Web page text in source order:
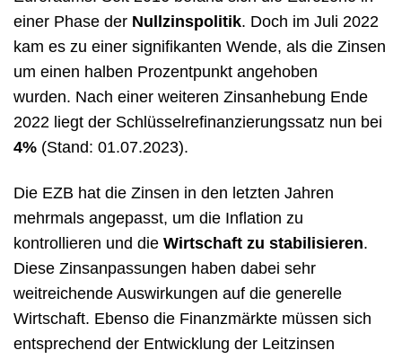
einer Phase der Nullzinspolitik. Doch im Juli 2022
kam es zu einer signifikanten Wende, als die Zinsen
um einen halben Prozentpunkt angehoben
wurden. Nach einer weiteren Zinsanhebung Ende
2022 liegt der Schlüsselrefinanzierungssatz nun bei
4% (Stand: 01.07.2023).
Die EZB hat die Zinsen in den letzten Jahren
mehrmals angepasst, um die Inflation zu
kontrollieren und die Wirtschaft zu stabilisieren.
Diese Zinsanpassungen haben dabei sehr
weitreichende Auswirkungen auf die generelle
Wirtschaft. Ebenso die Finanzmärkte müssen sich
entsprechend der Entwicklung der Leitzinsen